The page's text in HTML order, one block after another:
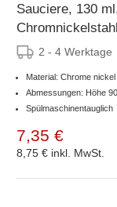
Sauciere, 130
2 - 4 Werktage
Material: Chrome
Abmessungen: Höhe
Spülmaschinentauglich
7,35 €
8,75 € inkl. MwSt.